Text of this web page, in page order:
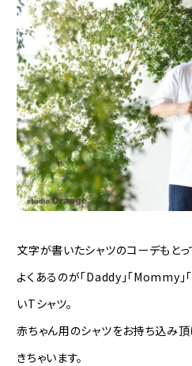
文字が書いたシャツのコーデもとっ
よくあるのが「Daddy」「Mommy
いTシャツ。
赤ちゃん用のシャツをお持ち込み
きちゃいます。